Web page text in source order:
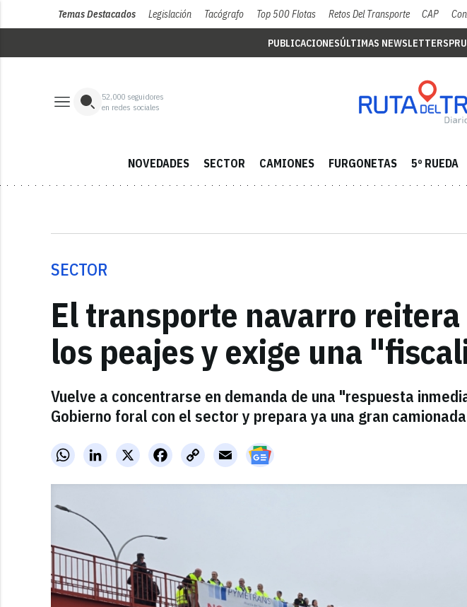
Temas Destacados Legislación Tacógrafo Top 500 Flotas Retos Del Transporte CAP
PUBLICACIONESÚLTIMAS NEWSLETTERS
52,000 seguidores
en redes sociales
NOVEDADES SECTOR CAMIONES FURGONETAS 5º RUEDA
SECTOR
El transporte navarro
los peajes y exige una
Vuelve a concentrarse en demanda de una "respuesta
Gobierno foral con el sector y prepara ya una gran
WhatsAppLinkedInX FacebookCopy
Link
Email